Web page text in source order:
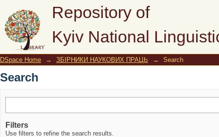
Repository of
Kyiv National
Search
DSpace Home → ЗБІРНИКИ НАУКОВИХ ПРАЦЬ → Search
Search
Filters
Use filters to refine the search results.